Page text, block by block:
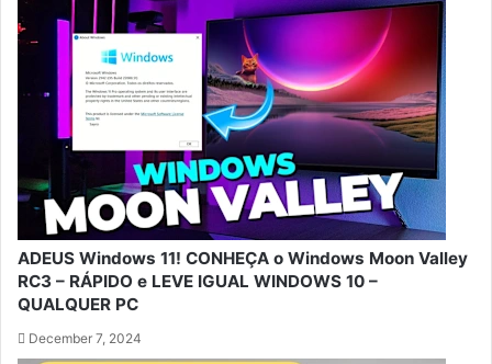
ADEUS Windows 11! CONHEÇA o Windows Moon Valley
RC3 – RÁPIDO e LEVE IGUAL WINDOWS 10 –
QUALQUER PC
December 7, 2024